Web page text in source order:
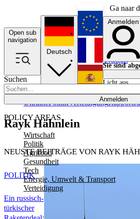
Ga naar
Open sub
navigation
Suchen
Anmelden
POLICY AREAS
Wirtschaft
Politik
Agrifood
Gesundheit
Tech
Energie, Umwelt & Transport
Verteidigung
UkrainePolitikVerteidigung
Deutsch
English
Français
Anmelden
Sie sind
Licht aus
Rayk Hähnlein
NEUSTE BEITRÄGE VON RAYK
Ein russisch-
türkischer
POLITIK